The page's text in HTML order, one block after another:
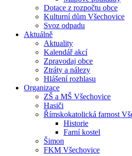
Dotace z rozpočtu obce
Kulturní dům Všechovice
Svoz odpadu
Aktuálně
Aktuality
Kalendář akcí
Zpravodaj obce
Ztráty a nálezy
Hlášení rozhlasu
Organizace
ZŠ a MŠ Všechovice
Hasiči
Římskokatolická farnost
Historie
Farní kostel
Šimon
FKM Všechovice